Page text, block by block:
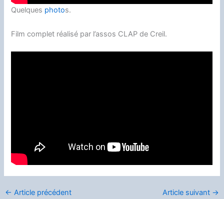
Quelques photos.
Film complet réalisé par l’assos CLAP de Creil.
← Article précédent Article suivant →